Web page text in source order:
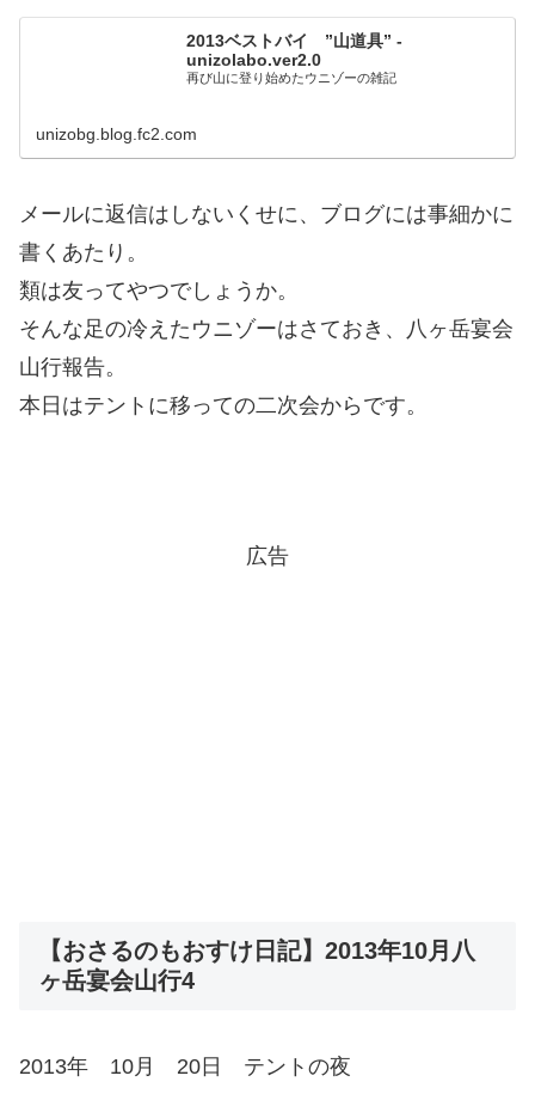
2013ベストバイ ”山道具” -
unizolabo.ver2.0
再び山に登り始めたウニゾーの雑記
unizobg.blog.fc2.com
メールに返信はしないくせに、ブログには事細かに
書くあたり。
類は友ってやつでしょうか。
そんな足の冷えたウニゾーはさておき、八ヶ岳宴会
山行報告。
本日はテントに移っての二次会からです。
広告
【おさるのもおすけ日記】2013年10月八
ヶ岳宴会山行4
2013年 10月 20日 テントの夜